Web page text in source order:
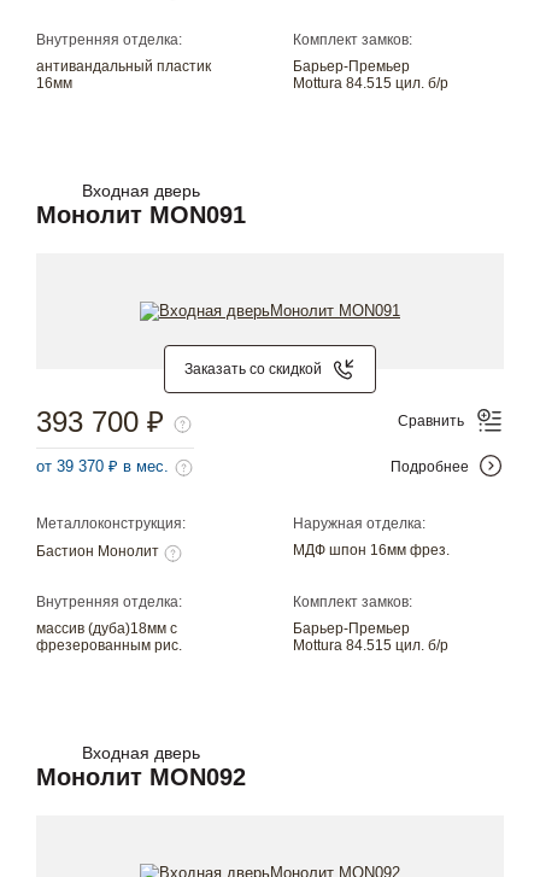
Внутренняя отделка:
антивандальный пластик
16мм
Комплект замков:
Барьер-Премьер
Mottura 84.515 цил. б/р
Входная дверь
Монолит MON091
Заказать со скидкой
Металлоконструкция:
Бастион Монолит
Наружная отделка:
МДФ шпон 16мм фрез.
Внутренняя отделка:
массив (дуба)18мм с
фрезерованным рис.
Комплект замков:
Барьер-Премьер
Mottura 84.515 цил. б/р
393 700 ₽
от 39 370 ₽ в мес.
Сравнить
Подробнее
Входная дверь
Монолит MON092